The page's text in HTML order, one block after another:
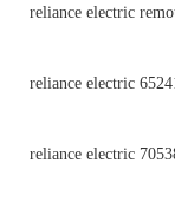
reliance electric
reliance electric
reliance electric